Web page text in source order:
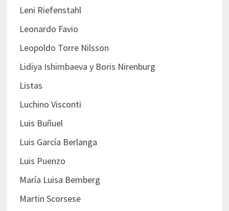
Leni Riefenstahl
Leonardo Favio
Leopoldo Torre Nilsson
Lidiya Ishimbaeva y Boris Nirenburg
Listas
Luchino Visconti
Luis Buñuel
Luis García Berlanga
Luis Puenzo
María Luisa Bemberg
Martin Scorsese